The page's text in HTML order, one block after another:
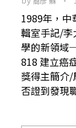
1989年，中
輯室手記/李
學的新領域
818 建立癌
獎得主簡介
否證到發現